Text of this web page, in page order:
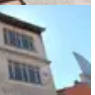
Ve 3 Daire